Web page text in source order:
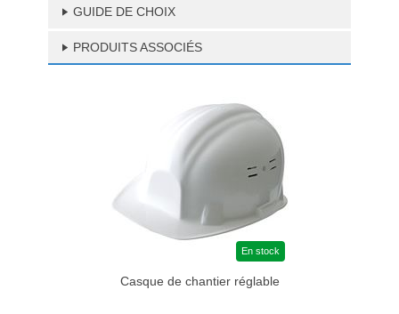
GUIDE DE CHOIX
PRODUITS ASSOCIÉS
En stock
Casque de chantier réglable